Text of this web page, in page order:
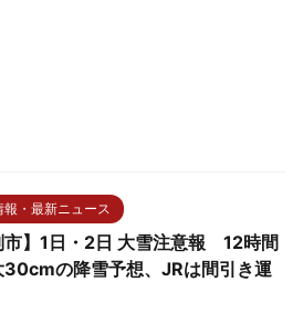
報・最新ニュース
市】1日・2日 大雪注意報 12時間
30cmの降雪予想、JRは間引き運